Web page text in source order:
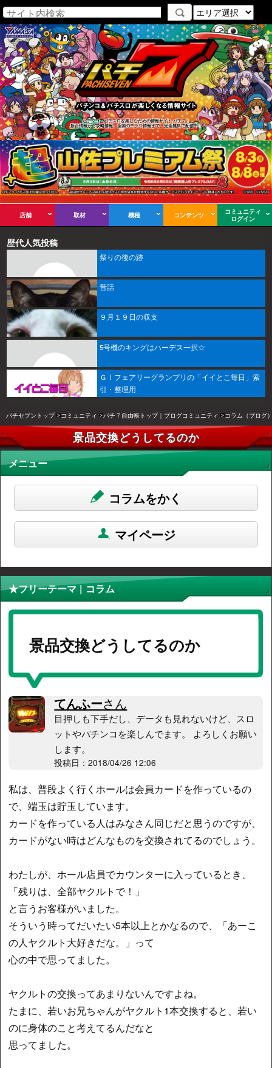
パチンコ・パチスロを楽しむための情報サイト パチ７！
新台情報から攻略情報、全国のチラシ情報まで、完全無料で配信中！
店舗 取材 機種 コンテンツ
コミュニティ
ログイン
歴代人気投稿
祭りの後の跡
昔話
９月１９日の収支
5号機のキングはハーデス一択☆
ＧⅠフェアリーグランプリの「イイとこ毎日」索
引・整理用
パチセブントップ コミュニティ パチ７自由帳トップ｜ブログコミュニティ コラム（ブログ
景品交換どうしてるのか
メニュー
コラムをかく
マイページ
★フリーテーマ | コラム
景品交換どうしてるのか
てんふーさん
目押しも下手だし、データも見れないけど、スロ
ットやパチンコを楽しんでます。 よろしくお願い
します。
投稿日：2018/04/26 12:06
私は、普段よく行くホールは会員カードを作っているの
で、端玉は貯玉しています。
カードを作っている人はみなさん同じだと思うのですが、
カードがない時はどんなものを交換されてるのでしょう。
わたしが、ホール店員でカウンターに入っているとき、
「残りは、全部ヤクルトで！」
と言うお客様がいました。
そういう時ってだいたい5本以上とかなるので、「あーこ
の人ヤクルト大好きだな。」って
心の中で思ってました。
ヤクルトの交換ってあまりないんですよね。
たまに、若いお兄ちゃんがヤクルト1本交換すると、若い
のに身体のこと考えてるんだなと
思ってました。